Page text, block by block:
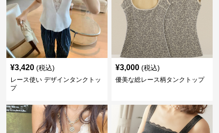
¥3,420 (税込)
レース使い デザインタンクトッ
プ
¥3,000 (税込)
優美な総レース柄タンクトップ